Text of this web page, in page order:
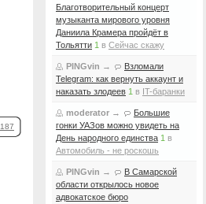
187
Благотворительный концерт
музыканта мирового уровня
Даниила Крамера пройдёт в
Тольятти 1 в Сейчас скажу
PINGvin →
Взломали
Telegram: как вернуть аккаунт и
наказать злодеев 1 в IT-баранки
moderator →
Большие
гонки УАЗов можно увидеть на
День народного единства 1 в
Автомобиль - не роскошь
PINGvin →
В Самарской
области открылось новое
адвокатское бюро